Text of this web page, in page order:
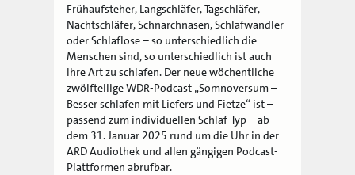
Frühaufsteher, Langschläfer, Tagschläfer,
Nachtschläfer, Schnarchnasen, Schlafwandler
oder Schlaflose – so unterschiedlich die
Menschen sind, so unterschiedlich ist auch
ihre Art zu schlafen. Der neue wöchentliche
zwölfteilige WDR-Podcast „Somnoversum –
Besser schlafen mit Liefers und Fietze“ ist –
passend zum individuellen Schlaf-Typ – ab
dem 31. Januar 2025 rund um die Uhr in der
ARD Audiothek und allen gängigen Podcast-
Plattformen abrufbar.